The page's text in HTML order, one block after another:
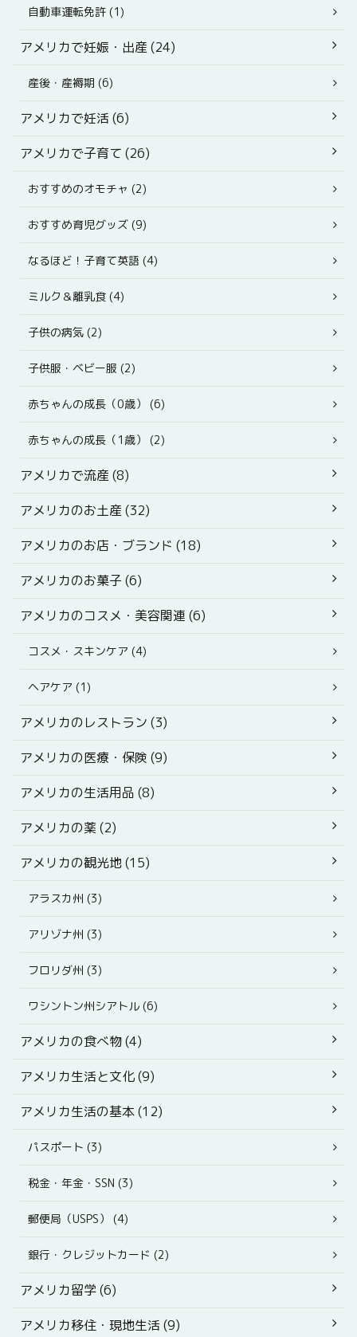
自動車運転免許 (1)
アメリカで妊娠・出産 (24)
産後・産褥期 (6)
アメリカで妊活 (6)
アメリカで子育て (26)
おすすめのオモチャ (2)
おすすめ育児グッズ (9)
なるほど！子育て英語 (4)
ミルク＆離乳食 (4)
子供の病気 (2)
子供服・ベビー服 (2)
赤ちゃんの成長（0歳） (6)
赤ちゃんの成長（1歳） (2)
アメリカで流産 (8)
アメリカのお土産 (32)
アメリカのお店・ブランド (18)
アメリカのお菓子 (6)
アメリカのコスメ・美容関連 (6)
コスメ・スキンケア (4)
ヘアケア (1)
アメリカのレストラン (3)
アメリカの医療・保険 (9)
アメリカの生活用品 (8)
アメリカの薬 (2)
アメリカの観光地 (15)
アラスカ州 (3)
アリゾナ州 (3)
フロリダ州 (3)
ワシントン州シアトル (6)
アメリカの食べ物 (4)
アメリカ生活と文化 (9)
アメリカ生活の基本 (12)
パスポート (3)
税金・年金・SSN (3)
郵便局（USPS） (4)
銀行・クレジットカード (2)
アメリカ留学 (6)
アメリカ移住・現地生活 (9)